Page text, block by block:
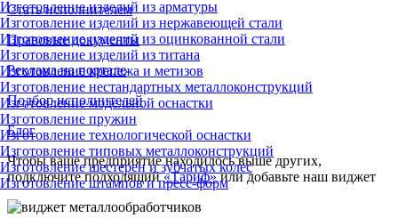
Изготовление изделий из арматуры
Изготовление изделий из нержавеющей стали
Изготовление изделий из оцинкованной стали
Изготовление изделий из титана
Изготовление крепежа и метизов
Изготовление нестандартных металлоконструкций
Изготовление модельной оснастки
Изготовление пружин
Изготовление технологической оснастки
Изготовление типовых металлоконструкций
Изготовление шестерен и зубчатых колес
Изготовление штампов и пресс-форм
Стать исполнителем
Правовые документы
Реклама на портале
Подбор исполнителей
Блог
Чтобы ваше предприятие находилось выше других,
подключите подходящий«Тариф»или добавьте наш виджет